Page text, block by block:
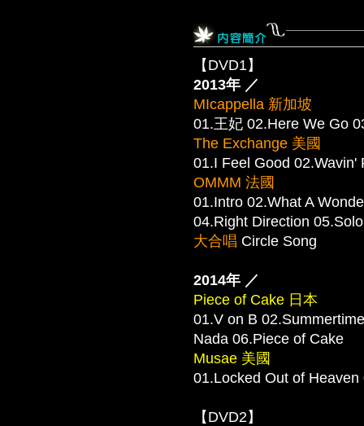
【DVD1】
2013年 ／
MIcappella 新加坡
01.王妃 02.Here We Go
The Exchange 美國
01.I Feel Good 02.Wavin'
OMMM 法國
01.Intro 02.What A
04.Right Direction
大合唱 Circle Song
2014年 ／
Piece of Cake 日本
01.V on B
Nada 06.Piece of Cake
Musae 美國
01.Locked Out of
【DVD2】